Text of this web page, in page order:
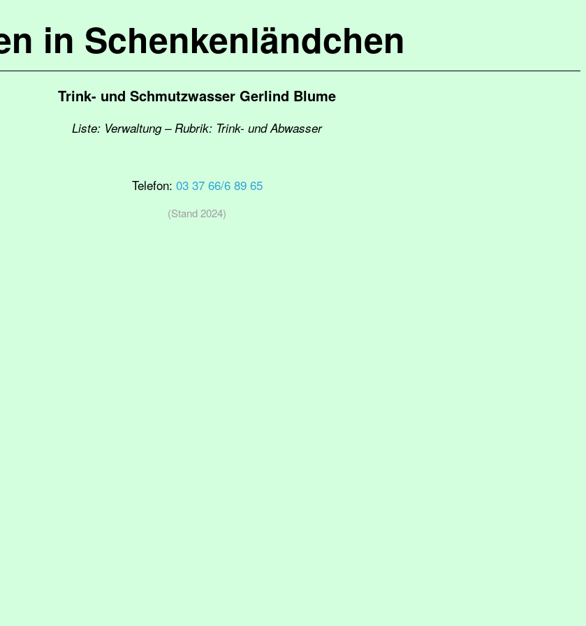
in Schenkenländchen
Trink- und Schmutzwasser Gerlind Blume
Liste: Verwaltung – Rubrik: Trink- und Abwasser
Telefon: 03 37 66/6 89 65
(Stand 2024)